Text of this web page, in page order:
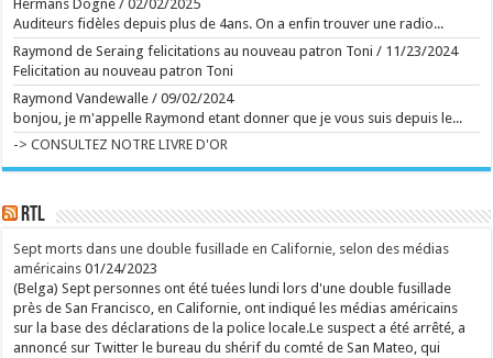
...
Ecrit le 06/08 10:44
Ecrit le 05/08 09:42
Hermans Dogné /02/02/2025
Auditeurs fidèles depuis plus de 4ans. On a enfin trouver une radio...
Raymond de Seraing felicitations au nouveau patron Toni / 11/23/2024
Felicitation au nouveau patron Toni
Raymond Vandewalle /09/02/2024
bonjou, je m'appelle Raymond etant donner que je vous suis depuis le...
-> CONSULTEZ NOTRE LIVRE D'OR
RTL
Sept morts dans une double fusillade en Californie, selon des médias
américains 01/24/2023
(Belga) Sept personnes ont été tuées lundi lors d'une double fusillade
près de San Francisco, en Californie, ont indiqué les médias américains
sur la base des déclarations de la police locale.Le suspect a été arrêté, a
annoncé sur Twitter le bureau du shérif du comté de San Mateo, qui